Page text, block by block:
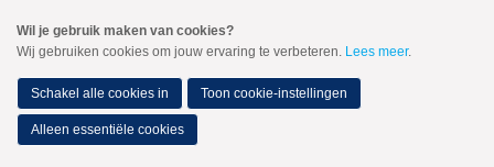
naar
Spring
de
inhoud
Spring
naar
MENU
Wil je gebruik maken van cookies?
Wij gebruiken cookies om jouw ervaring te verbeteren. Lees meer.
Schakel alle cookies in Toon cookie-instellingen
Alleen essentiële cookies